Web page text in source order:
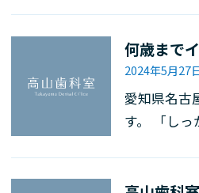
2024年5月27
愛知県名古
す。 「し